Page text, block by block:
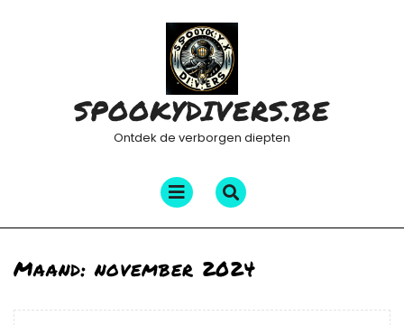
SPOOKYDIVERS.BE
Ontdek de verborgen diepten
Menu
openen
Maand:november 2024